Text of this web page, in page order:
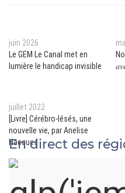
juin 2026
Le GEM Le Canal met en
lumière le handicap invisible
juillet 2022
[Livre] Cérébro-lésés, une
nouvelle vie, par Anelise
Hacques
En direct des